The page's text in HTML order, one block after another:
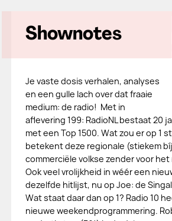
Shownotes
Je vaste dosis verhalen, analyses
en een gulle lach over dat fraaie
medium: de radio! Met in
aflevering 199: RadioNL bestaat 20
met een Top 1500. Wat zou er op 1
betekent deze regionale (stiekem
commerciële volkse zender voor
Ook veel vrolijkheid in wéér een
dezelfde hitlijst, nu op Joe: de
Wat staat daar dan op 1? Radio 10
nieuwe weekendprogrammering.